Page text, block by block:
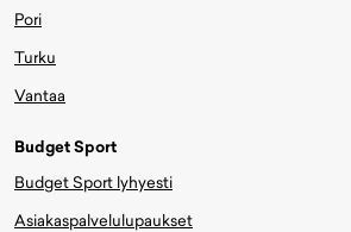
Pori
Turku
Vantaa
Budget Sport
Budget Sport lyhyesti
Asiakaspalvelulupaukset